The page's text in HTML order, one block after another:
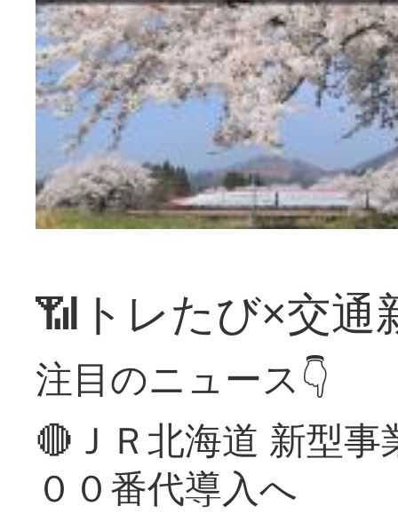
📶トレたび×交通
注目のニュース👇
🔴ＪＲ北海道 新型
００番代導入へ